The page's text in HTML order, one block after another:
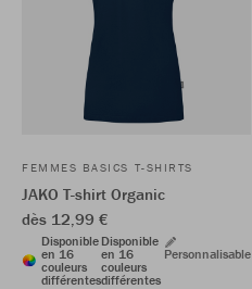
FEMMES BASICS T-SHIRTS
JAKO T-shirt Organic
dès 12,99 €
Disponible
en 16
couleurs
différentes
Disponible
en 16
couleurs
différentes
Personnalisable